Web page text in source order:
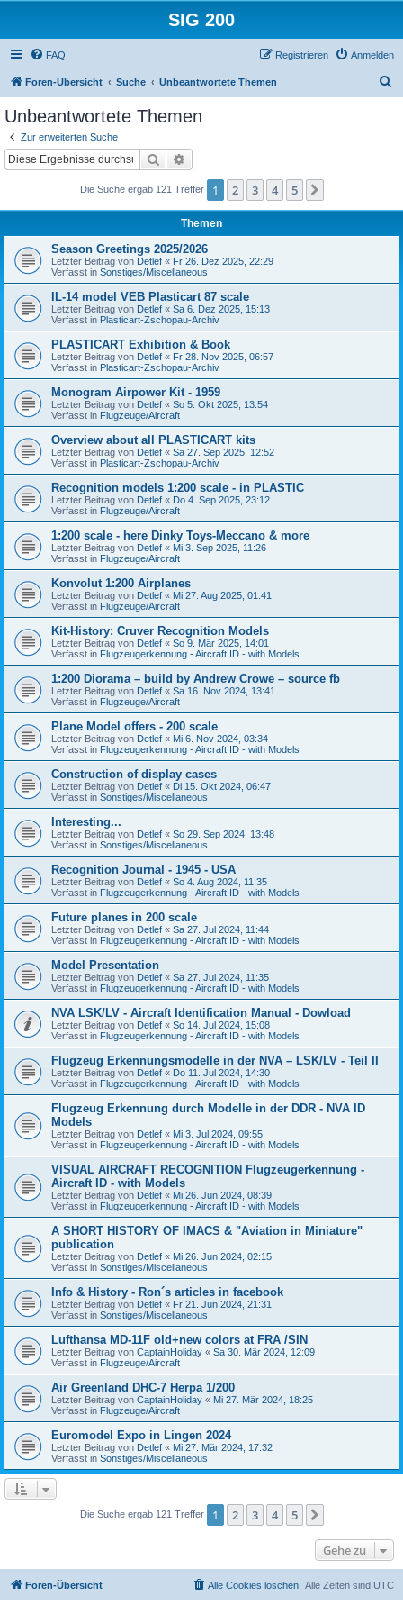
SIG 200
FAQ Anmelden
Registrieren
Foren-Übersicht Suche Unbeantwortete Themen
Unbeantwortete Themen
Zur erweiterten Suche
Suche
Die Suche ergab 121 Treffer 1 2 3 4 5
Themen
Season Greetings 2025/2026
Letzter Beitrag von Detlef « Fr 26. Dez 2025, 22:29
Verfasst in Sonstiges/Miscellaneous
IL-14 model VEB Plasticart 87 scale
Letzter Beitrag von Detlef « Sa 6. Dez 2025, 15:13
Verfasst in Plasticart-Zschopau-Archiv
PLASTICART Exhibition & Book
Letzter Beitrag von Detlef « Fr 28. Nov 2025, 06:57
Verfasst in Plasticart-Zschopau-Archiv
Monogram Airpower Kit - 1959
Letzter Beitrag von Detlef « So 5. Okt 2025, 13:54
Verfasst in Flugzeuge/Aircraft
Overview about all PLASTICART kits
Letzter Beitrag von Detlef « Sa 27. Sep 2025, 12:52
Verfasst in Plasticart-Zschopau-Archiv
Recognition models 1:200 scale - in PLASTIC
Letzter Beitrag von Detlef « Do 4. Sep 2025, 23:12
Verfasst in Flugzeuge/Aircraft
1:200 scale - here Dinky Toys-Meccano & more
Letzter Beitrag von Detlef « Mi 3. Sep 2025, 11:26
Verfasst in Flugzeuge/Aircraft
Konvolut 1:200 Airplanes
Letzter Beitrag von Detlef « Mi 27. Aug 2025, 01:41
Verfasst in Flugzeuge/Aircraft
Kit-History: Cruver Recognition Models
Letzter Beitrag von Detlef « So 9. Mär 2025, 14:01
Verfasst in Flugzeugerkennung - Aircraft ID - with Models
1:200 Diorama – build by Andrew Crowe – source fb
Letzter Beitrag von Detlef « Sa 16. Nov 2024, 13:41
Verfasst in Flugzeuge/Aircraft
Plane Model offers - 200 scale
Letzter Beitrag von Detlef « Mi 6. Nov 2024, 03:34
Verfasst in Flugzeugerkennung - Aircraft ID - with Models
Construction of display cases
Letzter Beitrag von Detlef « Di 15. Okt 2024, 06:47
Verfasst in Sonstiges/Miscellaneous
Interesting...
Letzter Beitrag von Detlef « So 29. Sep 2024, 13:48
Verfasst in Sonstiges/Miscellaneous
Recognition Journal - 1945 - USA
Letzter Beitrag von Detlef « So 4. Aug 2024, 11:35
Verfasst in Flugzeugerkennung - Aircraft ID - with Models
Future planes in 200 scale
Letzter Beitrag von Detlef « Sa 27. Jul 2024, 11:44
Verfasst in Flugzeugerkennung - Aircraft ID - with Models
Model Presentation
Letzter Beitrag von Detlef « Sa 27. Jul 2024, 11:35
Verfasst in Flugzeugerkennung - Aircraft ID - with Models
NVA LSK/LV - Aircraft Identification Manual - Dowload
Letzter Beitrag von Detlef « So 14. Jul 2024, 15:08
Verfasst in Flugzeugerkennung - Aircraft ID - with Models
Flugzeug Erkennungsmodelle in der NVA – LSK/LV - Teil II
Letzter Beitrag von Detlef « Do 11. Jul 2024, 14:30
Verfasst in Flugzeugerkennung - Aircraft ID - with Models
Flugzeug Erkennung durch Modelle in der DDR - NVA ID
Models
Letzter Beitrag von Detlef « Mi 3. Jul 2024, 09:55
Verfasst in Flugzeugerkennung - Aircraft ID - with Models
VISUAL AIRCRAFT RECOGNITION Flugzeugerkennung -
Aircraft ID - with Models
Letzter Beitrag von Detlef « Mi 26. Jun 2024, 08:39
Verfasst in Flugzeugerkennung - Aircraft ID - with Models
A SHORT HISTORY OF IMACS & "Aviation in Miniature"
publication
Letzter Beitrag von Detlef « Mi 26. Jun 2024, 02:15
Verfasst in Sonstiges/Miscellaneous
Info & History - Ron´s articles in facebook
Letzter Beitrag von Detlef « Fr 21. Jun 2024, 21:31
Verfasst in Sonstiges/Miscellaneous
Lufthansa MD-11F old+new colors at FRA /SIN
Letzter Beitrag von CaptainHoliday « Sa 30. Mär 2024, 12:09
Verfasst in Flugzeuge/Aircraft
Air Greenland DHC-7 Herpa 1/200
Letzter Beitrag von CaptainHoliday « Mi 27. Mär 2024, 18:25
Verfasst in Flugzeuge/Aircraft
Euromodel Expo in Lingen 2024
Letzter Beitrag von Detlef « Mi 27. Mär 2024, 17:32
Verfasst in Sonstiges/Miscellaneous
Die Suche ergab 121 Treffer 1 2 3 4 5
Gehe zu
Foren-Übersicht Alle Zeiten sind UTC
Alle Cookies löschen